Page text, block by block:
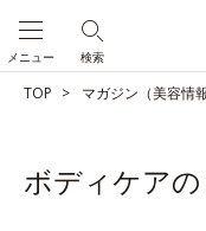
検索
メニュー
TOP マガジン（美容情
ボディケア